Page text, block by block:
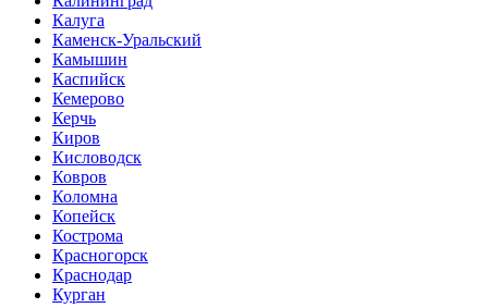
Калуга
Каменск-Уральский
Камышин
Каспийск
Кемерово
Керчь
Киров
Кисловодск
Ковров
Коломна
Копейск
Кострома
Красногорск
Краснодар
Курган